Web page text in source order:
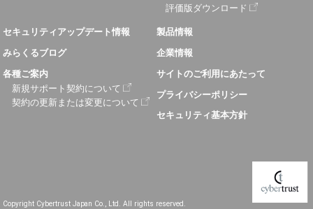
評価版ダウンロード
セキュリティアップデート情報
みらくるブログ
各種ご案内
新規サポート契約について
契約の更新または変更について
製品情報
企業情報
サイトのご利用にあたって
プライバシーポリシー
セキュリティ基本方針
Copyright Cybertrust Japan Co., Ltd. All rights reserved.